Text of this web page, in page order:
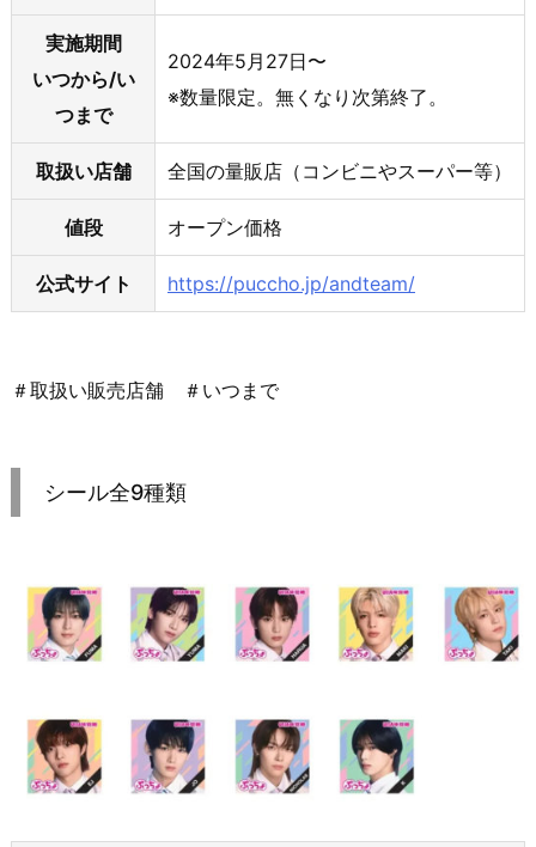
実施期間
いつから/い
つまで
2024年5月27日〜
※数量限定。無くなり次第終了。
取扱い店舗 全国の量販店（コンビニやスーパー等）
値段 オープン価格
公式サイト https://puccho.jp/andteam/
＃取扱い販売店舗 ＃いつまで
シール全9種類